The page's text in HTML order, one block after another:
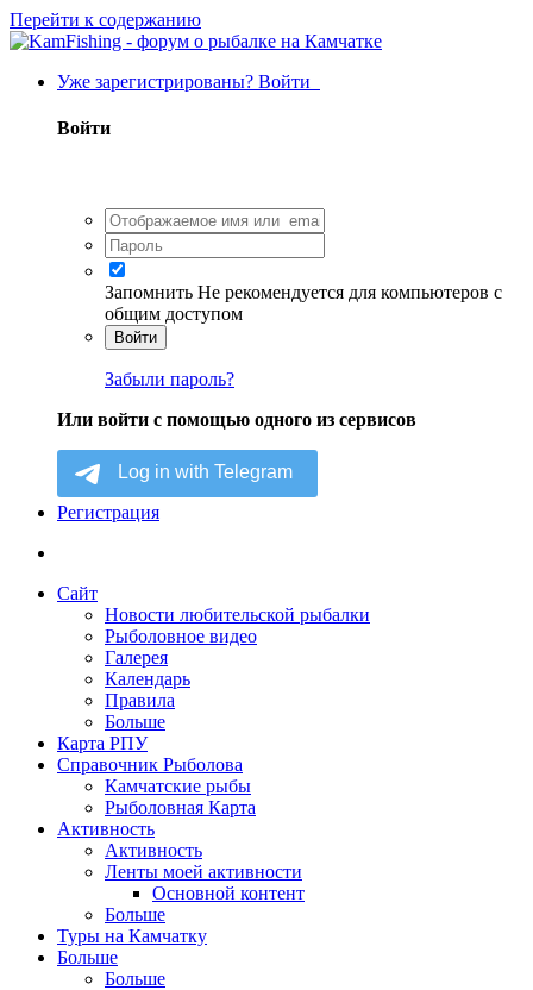
Перейти к содержанию
Уже зарегистрированы? Войти
Войти
Запомнить Не рекомендуется для компьютеров с
общим доступом
Войти
Забыли пароль?
Или войти с помощью одного из сервисов
Регистрация
Сайт
Новости любительской рыбалки
Рыболовное видео
Галерея
Календарь
Правила
Больше
Карта РПУ
Справочник Рыболова
Камчатские рыбы
Рыболовная Карта
Активность
Активность
Ленты моей активности
Основной контент
Больше
Туры на Камчатку
Больше
Больше